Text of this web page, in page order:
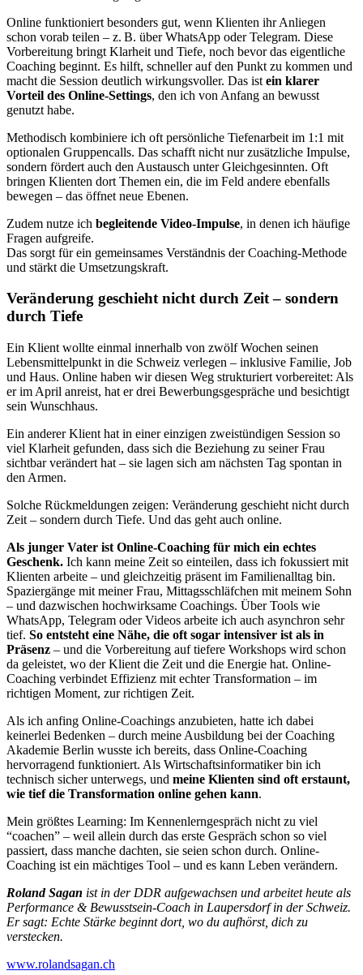
Online funktioniert besonders gut, wenn Klienten ihr Anliegen
schon vorab teilen – z. B. über WhatsApp oder Telegram. Diese
Vorbereitung bringt Klarheit und Tiefe, noch bevor das eigentliche
Coaching beginnt. Es hilft, schneller auf den Punkt zu kommen und
macht die Session deutlich wirkungsvoller. Das ist ein klarer
Vorteil des Online-Settings, den ich von Anfang an bewusst
genutzt habe.
Methodisch kombiniere ich oft persönliche Tiefenarbeit im 1:1 mit
optionalen Gruppencalls. Das schafft nicht nur zusätzliche Impulse,
sondern fördert auch den Austausch unter Gleichgesinnten. Oft
bringen Klienten dort Themen ein, die im Feld andere ebenfalls
bewegen – das öffnet neue Ebenen.
Zudem nutze ich begleitende Video-Impulse, in denen ich häufige
Fragen aufgreife.
Das sorgt für ein gemeinsames Verständnis der Coaching-Methode
und stärkt die Umsetzungskraft.
Veränderung geschieht nicht durch Zeit – sondern
durch Tiefe
Ein Klient wollte einmal innerhalb von zwölf Wochen seinen
Lebensmittelpunkt in die Schweiz verlegen – inklusive Familie, Job
und Haus. Online haben wir diesen Weg strukturiert vorbereitet: Als
er im April anreist, hat er drei Bewerbungsgespräche und besichtigt
sein Wunschhaus.
Ein anderer Klient hat in einer einzigen zweistündigen Session so
viel Klarheit gefunden, dass sich die Beziehung zu seiner Frau
sichtbar verändert hat – sie lagen sich am nächsten Tag spontan in
den Armen.
Solche Rückmeldungen zeigen: Veränderung geschieht nicht durch
Zeit – sondern durch Tiefe. Und das geht auch online.
Als junger Vater ist Online-Coaching für mich ein echtes
Geschenk. Ich kann meine Zeit so einteilen, dass ich fokussiert mit
Klienten arbeite – und gleichzeitig präsent im Familienalltag bin.
Spaziergänge mit meiner Frau, Mittagsschläfchen mit meinem Sohn
– und dazwischen hochwirksame Coachings. Über Tools wie
WhatsApp, Telegram oder Videos arbeite ich auch asynchron sehr
tief. So entsteht eine Nähe, die oft sogar intensiver ist als in
Präsenz – und die Vorbereitung auf tiefere Workshops wird schon
da geleistet, wo der Klient die Zeit und die Energie hat. Online-
Coaching verbindet Effizienz mit echter Transformation – im
richtigen Moment, zur richtigen Zeit.
Als ich anfing Online-Coachings anzubieten, hatte ich dabei
keinerlei Bedenken – durch meine Ausbildung bei der Coaching
Akademie Berlin wusste ich bereits, dass Online-Coaching
hervorragend funktioniert. Als Wirtschaftsinformatiker bin ich
technisch sicher unterwegs, und meine Klienten sind oft erstaunt,
wie tief die Transformation online gehen kann.
Mein größtes Learning: Im Kennenlerngespräch nicht zu viel
“coachen” – weil allein durch das erste Gespräch schon so viel
passiert, dass manche dachten, sie seien schon durch. Online-
Coaching ist ein mächtiges Tool – und es kann Leben verändern.
Roland Sagan ist in der DDR aufgewachsen und arbeitet heute als
Performance & Bewusstsein-Coach in Laupersdorf in der Schweiz.
Er sagt: Echte Stärke beginnt dort, wo du aufhörst, dich zu
verstecken.
www.rolandsagan.ch